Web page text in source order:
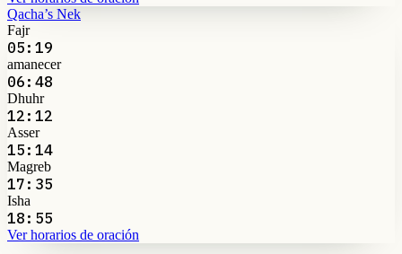
Qacha’s Nek
Fajr
05:19
amanecer
06:48
Dhuhr
12:12
Asser
15:14
Magreb
17:35
Isha
18:55
Ver horarios de oración